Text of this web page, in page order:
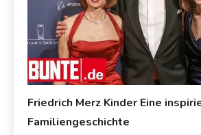
Friedrich Merz Kinder Eine
Familiengeschichte